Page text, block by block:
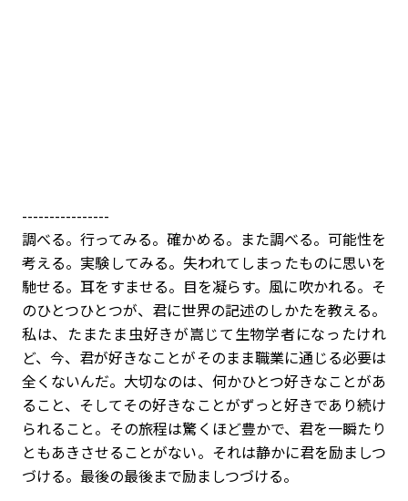
----------------
調べる。行ってみる。確かめる。また調べる。可能性を
考える。実験してみる。失われてしまったものに思いを
馳せる。耳をすませる。目を凝らす。風に吹かれる。そ
のひとつひとつが、君に世界の記述のしかたを教える。
私は、たまたま虫好きが嵩じて生物学者になったけれ
ど、今、君が好きなことがそのまま職業に通じる必要は
全くないんだ。大切なのは、何かひとつ好きなことがあ
ること、そしてその好きなことがずっと好きであり続け
られること。その旅程は驚くほど豊かで、君を一瞬たり
ともあきさせることがない。それは静かに君を励ましつ
づける。最後の最後まで励ましつづける。